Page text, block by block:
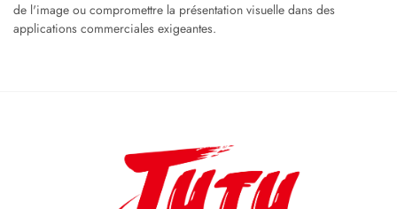
de l'image ou compromettre la présentation visuelle dans des
applications commerciales exigeantes.